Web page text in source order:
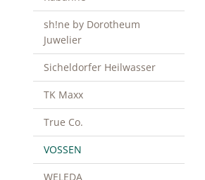
sh!ne by Dorotheum
Juwelier
Sicheldorfer Heilwasser
TK Maxx
True Co.
VOSSEN
WELEDA